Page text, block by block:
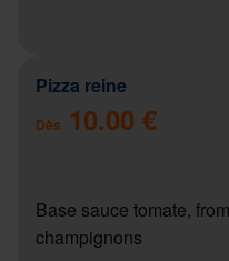
Pizza reine
Dès 10.00 €
Base sauce tomate,
champignons